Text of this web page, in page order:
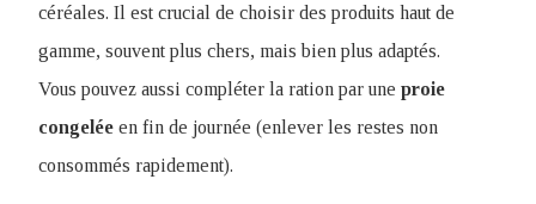
céréales. Il est crucial de choisir des produits haut de
gamme, souvent plus chers, mais bien plus adaptés.
Vous pouvez aussi compléter la ration par une proie
congelée en fin de journée (enlever les restes non
consommés rapidement).